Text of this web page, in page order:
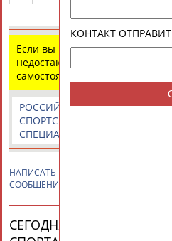
Если вы нашли ошибку в
недостающую информацию,
самостоятельно
РОССИЙСКИЕ
СПОРТСМЕНЫ,
СПЕЦИАЛИСТЫ
НАПИСАТЬ
СООБЩЕНИЕ
СЕГОДНЯ ДЕНЬ
КОНТАКТ